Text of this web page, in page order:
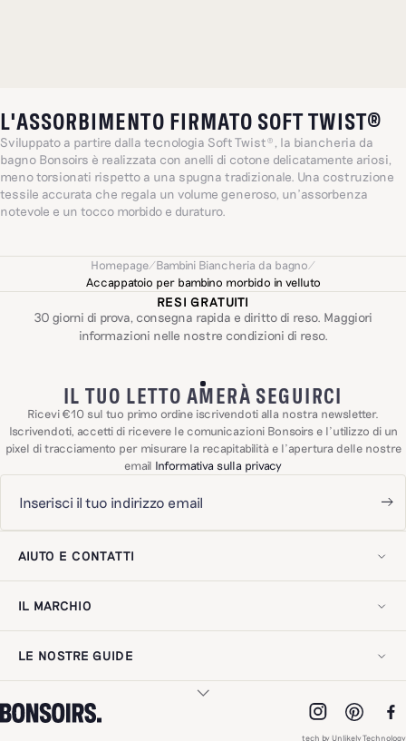
L'ASSORBIMENTO FIRMATO SOFT TWIST®
Sviluppato a partire dalla tecnologia Soft Twist®, la biancheria da
bagno Bonsoirs è realizzata con anelli di cotone delicatamente ariosi,
meno torsionati rispetto a una spugna tradizionale. Una costruzione
tessile accurata che regala un volume generoso, un'assorbenza
notevole e un tocco morbido e duraturo.
Homepage/Bambini Biancheria da bagno/
Accappatoio per bambino morbido in velluto
RESI GRATUITI
30 giorni di prova, consegna rapida e diritto di reso. Maggiori
informazioni nelle nostre condizioni di reso.
IL TUO LETTO AMERÀ SEGUIRCI
Ricevi €10 sul tuo primo ordine iscrivendoti alla nostra newsletter.
Iscrivendoti, accetti di ricevere le comunicazioni Bonsoirs e l'utilizzo di un
pixel di tracciamento per misurare la recapitabilità e l'apertura delle nostre
email Informativa sulla privacy
AIUTO E CONTATTI
Contattaci!
Spedizioni e resi
Domande frequenti
Recensioni dei clienti
Informativa sulla privacy
IL MARCHIO
Il nostro savoir-faire
Il nostro impegno
Gift card digitale
Pro Spazio
Lavora con noi
LE NOSTRE GUIDE
Scegliere le lenzuola
Scegliere guanciali e piumini
I NOSTRI MATERIALI
tech by Unlikely Technology